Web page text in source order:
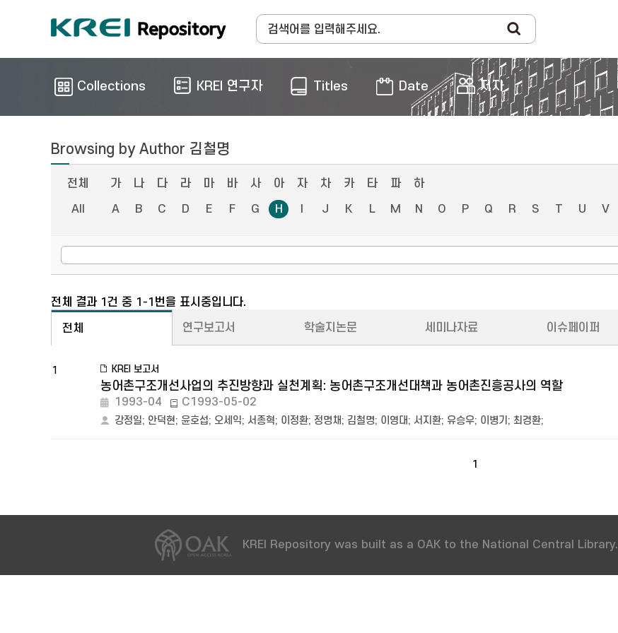
Collections KREI 연구자 Titles Date 저자
Browsing by Author 김철명
전체 가 나 다 라 마 바 사 아 자 차 카 타 파
하
All
A B C D E F G H J K L M N O P Q R S T U V
전체 결과 1건 중 1-1번을 표시중입니다.
전체 연구보고서 학술지논문 세미나자료 이슈페이퍼
1 KREI 보고서
농어촌구조개선사업의 추진방향과 실천계획: 농어촌구조개선대책과 농어촌진흥공사의 역할
1993-04 C1993-05-02
강정일; 안덕현; 윤호섭; 오세익; 서종혁; 이정환; 정명채; 김철명; 이영대; 서지환; 유승우; 이병기 ; 최경환;
1
KREI Repository was built as a OAK to the National Central Library.